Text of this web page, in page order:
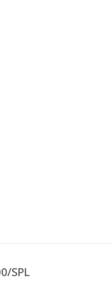
SPL